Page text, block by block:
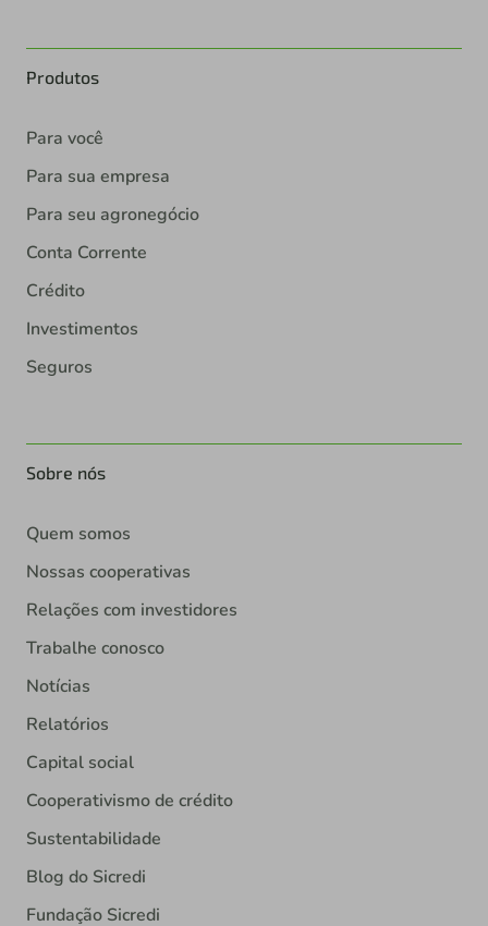
Produtos
Para você
Para sua empresa
Para seu agronegócio
Conta Corrente
Crédito
Investimentos
Seguros
Sobre nós
Quem somos
Nossas cooperativas
Relações com investidores
Trabalhe conosco
Notícias
Relatórios
Capital social
Cooperativismo de crédito
Sustentabilidade
Blog do Sicredi
Fundação Sicredi